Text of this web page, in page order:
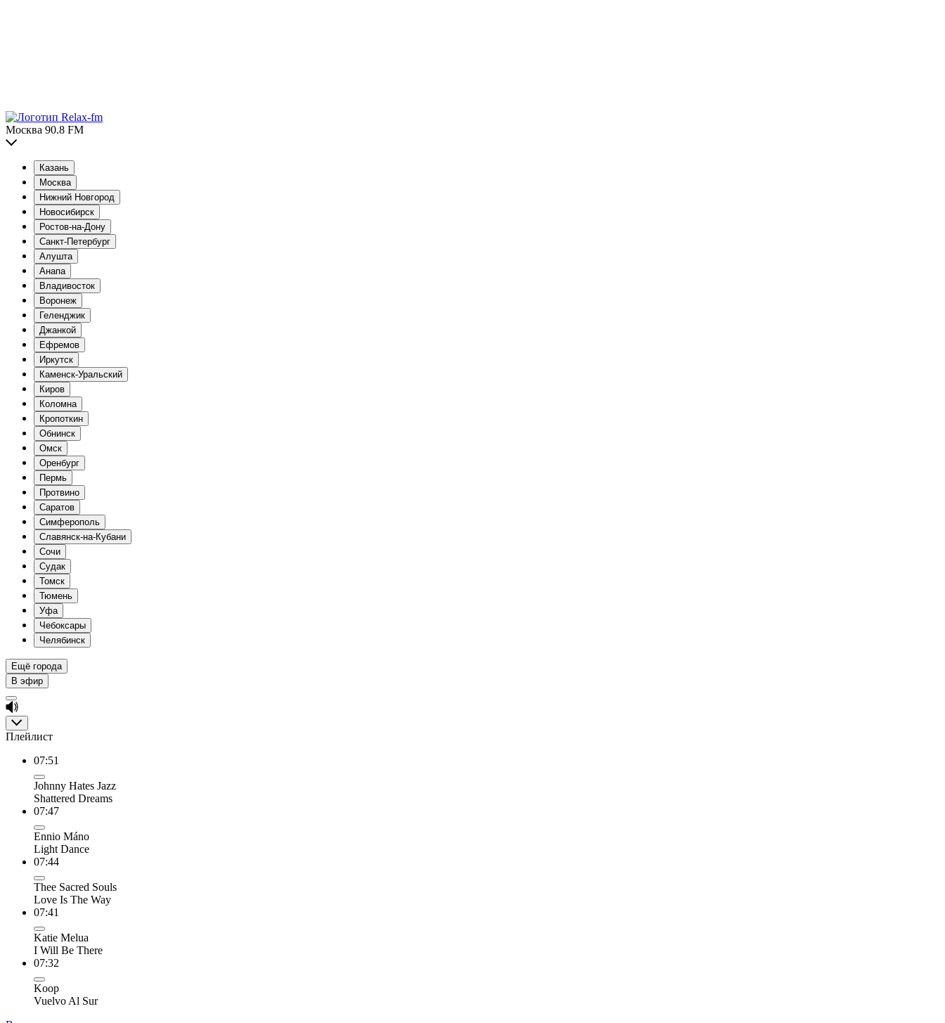
Москва 90.8 FM
Казань
Москва
Нижний Новгород
Новосибирск
Ростов-на-Дону
Санкт-Петербург
Алушта
Анапа
Владивосток
Воронеж
Геленджик
Джанкой
Ефремов
Иркутск
Каменск-Уральский
Киров
Коломна
Кропоткин
Обнинск
Омск
Оренбург
Пермь
Протвино
Саратов
Симферополь
Славянск-на-Кубани
Сочи
Судак
Томск
Тюмень
Уфа
Чебоксары
Челябинск
Ещё города
В эфир
Плейлист
07:51
Johnny Hates Jazz
Shattered Dreams
07:47
Ennio Máno
Light Dance
07:44
Thee Sacred Souls
Love Is The Way
07:41
Katie Melua
I Will Be There
07:32
Koop
Vuelvo Al Sur